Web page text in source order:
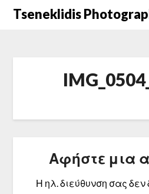
Μετάβαση
Tseneklidis
Αφήστε μια
Η ηλ. διεύθυνση σας δεν